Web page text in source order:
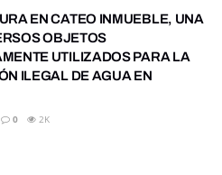
EN CATEO INMUEBLE, UNA
OBJETOS
UTILIZADOS PARA LA
ILEGAL DE AGUA EN
0 2K